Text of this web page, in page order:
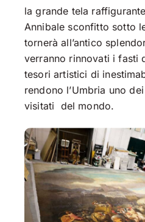
la grande tela
Annibale sconfitto sotto
tornerà all’antico
verranno rinnovati i fasti
tesori artistici di
rendono l’Umbria uno
visitati del mondo.